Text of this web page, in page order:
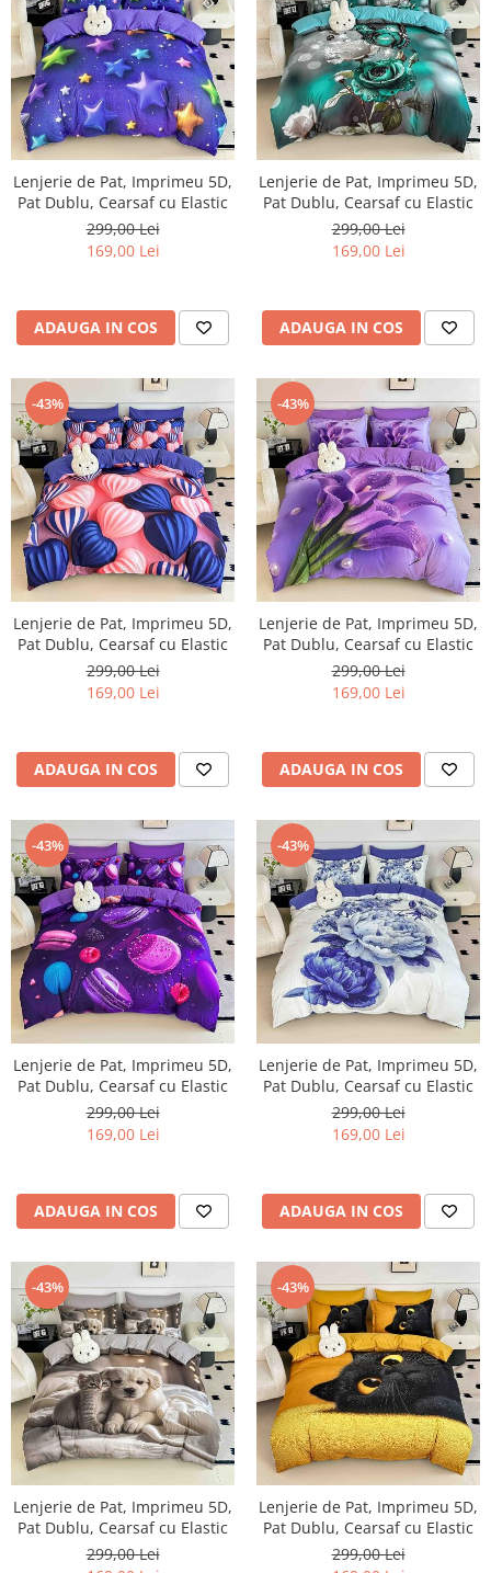
Lenjerie de Pat, Imprimeu 5D,
Pat Dublu, Cearsaf cu Elastic
299,00 Lei
169,00 Lei
ADAUGA IN COS
Lenjerie de Pat, Imprimeu 5D,
Pat Dublu, Cearsaf cu Elastic
299,00 Lei
169,00 Lei
ADAUGA IN COS
-43%
Lenjerie de Pat, Imprimeu 5D,
Pat Dublu, Cearsaf cu Elastic
299,00 Lei
169,00 Lei
ADAUGA IN COS
-43%
Lenjerie de Pat, Imprimeu 5D,
Pat Dublu, Cearsaf cu Elastic
299,00 Lei
169,00 Lei
ADAUGA IN COS
-43%
Lenjerie de Pat, Imprimeu 5D,
Pat Dublu, Cearsaf cu Elastic
299,00 Lei
169,00 Lei
ADAUGA IN COS
-43%
Lenjerie de Pat, Imprimeu 5D,
Pat Dublu, Cearsaf cu Elastic
299,00 Lei
169,00 Lei
ADAUGA IN COS
-43%
Lenjerie de Pat, Imprimeu 5D,
Pat Dublu, Cearsaf cu Elastic
299,00 Lei
-43%
Lenjerie de Pat, Imprimeu 5D,
Pat Dublu, Cearsaf cu Elastic
299,00 Lei